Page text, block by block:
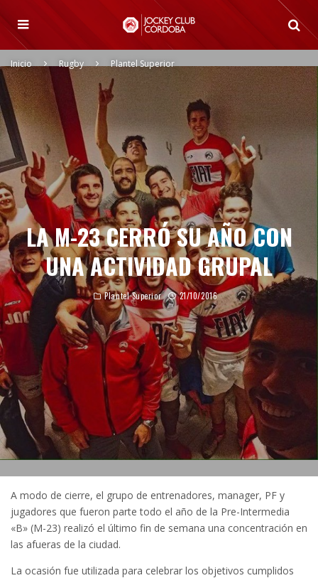
Inicio Rugby Plantel Superior
LA M-23 CERRÓ SU AÑO CON
UNA ACTIVIDAD GRUPAL
Plantel Superior 21/10/2016
A modo de cierre, el grupo de entrenadores, manager, PF y
jugadores que fueron parte todo el año de la Pre-Intermedia
«B» (M-23) realizó el último fin de semana una concentración en
las afueras de la ciudad.
La ocasión fue utilizada para celebrar los objetivos cumplidos